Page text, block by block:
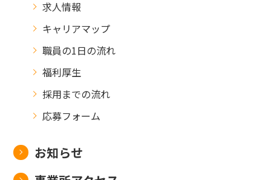
求人情報
キャリアマップ
職員の1日の流れ
福利厚生
採用までの流れ
応募フォーム
お知らせ